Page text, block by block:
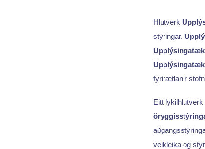
Hlutverk
stýringar.
fyrirætlanir
Eitt lykilhlutverk
veikleika og